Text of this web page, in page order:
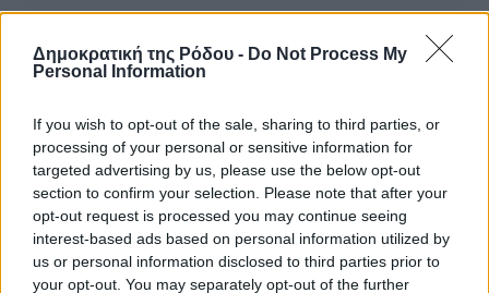
Δημοκρατική της Ρόδου - Do Not Process My
Personal Information
If you wish to opt-out of the sale, sharing to third parties, or
processing of your personal or sensitive information for
targeted advertising by us, please use the below opt-out
section to confirm your selection. Please note that after your
opt-out request is processed you may continue seeing
interest-based ads based on personal information utilized by
us or personal information disclosed to third parties prior to
your opt-out. You may separately opt-out of the further
ιστοσελίδες είναι απαραίτητη η χρήση του παρακάτω
παρεχόμενου συνδέσμου παραπομπής προς το άρθρο
της Δημοκρατικής.